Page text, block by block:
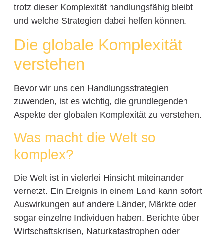
trotz dieser Komplexität handlungsfähig bleibt
und welche Strategien dabei helfen können.
Die globale Komplexität
verstehen
Bevor wir uns den Handlungsstrategien
zuwenden, ist es wichtig, die grundlegenden
Aspekte der globalen Komplexität zu verstehen.
Was macht die Welt so
komplex?
Die Welt ist in vielerlei Hinsicht miteinander
vernetzt. Ein Ereignis in einem Land kann sofort
Auswirkungen auf andere Länder, Märkte oder
sogar einzelne Individuen haben. Berichte über
Wirtschaftskrisen, Naturkatastrophen oder